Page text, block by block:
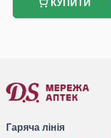
КУПИТИ
Гаряча лінія